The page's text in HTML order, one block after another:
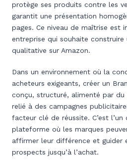
protège ses produits contre les
garantit une présentation
pages. Ce niveau de maîtrise est
entreprise qui souhaite
qualitative sur Amazon.
Dans un environnement où la
acheteurs exigeants, créer un
conçu, structuré, alimenté par
relié à des campagnes
facteur clé de réussite. C’est l’un
plateforme où les marques
affirmer leur différence et guider
prospects jusqu’à l’achat.